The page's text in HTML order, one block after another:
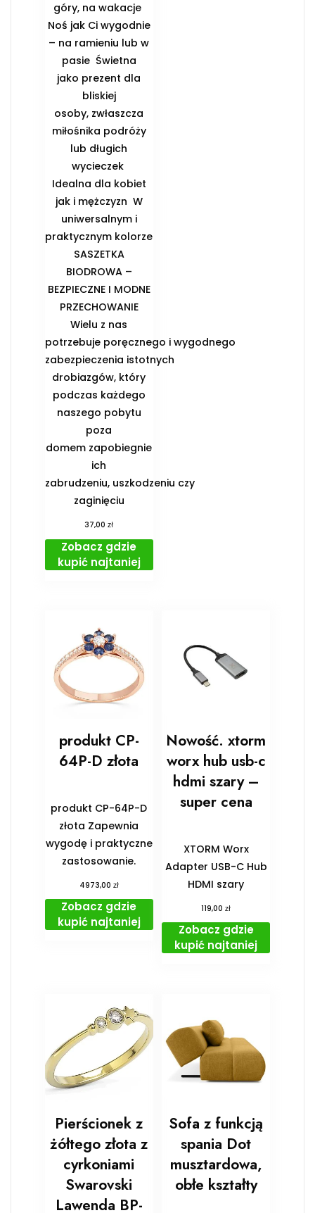
góry, na wakacje ️
Noś jak Ci wygodnie
– na ramieniu lub w
pasie ️ Świetna
jako prezent dla
bliskiej
osoby, zwłaszcza
miłośnika podróży
lub długich
wycieczek ️
Idealna dla kobiet
jak i mężczyzn ️ W
uniwersalnym i
praktycznym kolorze
️SASZETKA
BIODROWA –
BEZPIECZNE I MODNE
PRZECHOWANIE️
Wielu z nas
potrzebuje poręcznego i wygodnego
zabezpieczenia istotnych
drobiazgów, który
podczas każdego
naszego pobytu
poza
domem zapobiegnie
ich
zabrudzeniu, uszkodzeniu czy
zaginięciu
37,00zł
Zobacz gdzie
kupić najtaniej
produkt CP-
64P-D złota
produkt CP-64P-D
złota Zapewnia
wygodę i praktyczne
zastosowanie.
4973,00 zł
Zobacz gdzie
kupić najtaniej
Nowość. xtorm
worx hub usb-c
hdmi szary –
super cena
XTORM Worx
Adapter USB-C Hub
HDMI szary
119,00zł
Zobacz gdzie
kupić najtaniej
Pierścionek z
żółtego złota z
cyrkoniami
Swarovski
Lawenda BP-
Sofa z funkcją
spania Dot
musztardowa,
obłe kształty